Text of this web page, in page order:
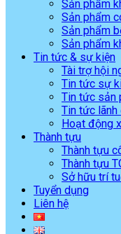
Sản phẩm
Sản phẩm
Sản phẩm
Sản phẩm
Tin tức & sự kiện
Tài trợ hội
Tin tức sự
Tin tức sản
Tin tức lãnh
Hoạt động
Thành tựu
Thành tựu
Thành tựu
Sở hữu trí
Tuyển dụng
Liên hệ